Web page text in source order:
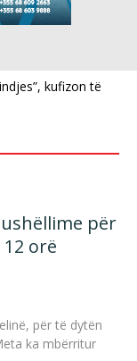
kufizon të
për
orë
për të dytën
ka mbërritur